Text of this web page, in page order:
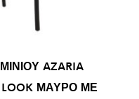
AZARIA
LOOK ΜΑΥΡΟ ΜΕ